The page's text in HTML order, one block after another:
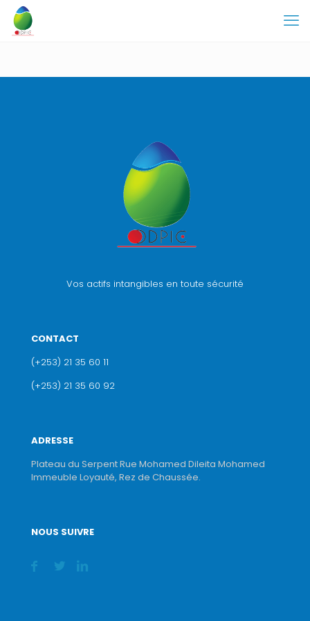
Vos actifs intangibles en toute sécurité
CONTACT
(+253) 21 35 60 11
(+253) 21 35 60 92
ADRESSE
Plateau du Serpent Rue Mohamed Dileita Mohamed
Immeuble Loyauté, Rez de Chaussée.
NOUS SUIVRE